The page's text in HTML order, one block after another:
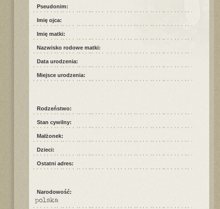
Pseudonim:
Imię ojca:
Imię matki:
Nazwisko rodowe matki:
Data urodzenia:
Miejsce urodzenia:
Rodzeństwo:
Stan cywilny:
Małżonek:
Dzieci:
Ostatni adres:
Narodowość:
polska